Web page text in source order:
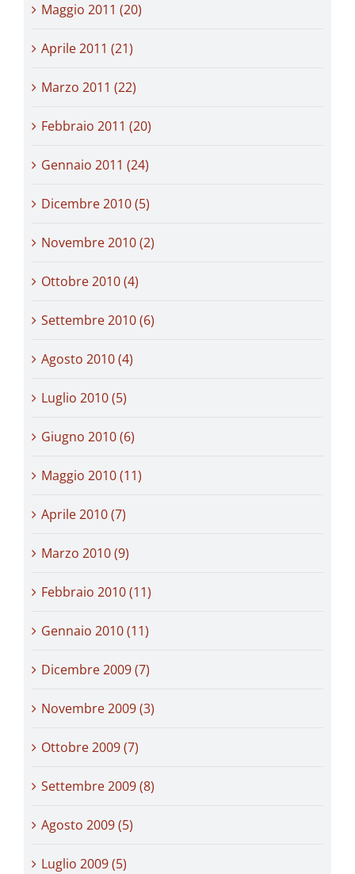
Maggio 2011 (20)
Aprile 2011 (21)
Marzo 2011 (22)
Febbraio 2011 (20)
Gennaio 2011 (24)
Dicembre 2010 (5)
Novembre 2010 (2)
Ottobre 2010 (4)
Settembre 2010 (6)
Agosto 2010 (4)
Luglio 2010 (5)
Giugno 2010 (6)
Maggio 2010 (11)
Aprile 2010 (7)
Marzo 2010 (9)
Febbraio 2010 (11)
Gennaio 2010 (11)
Dicembre 2009 (7)
Novembre 2009 (3)
Ottobre 2009 (7)
Settembre 2009 (8)
Agosto 2009 (5)
Luglio 2009 (5)